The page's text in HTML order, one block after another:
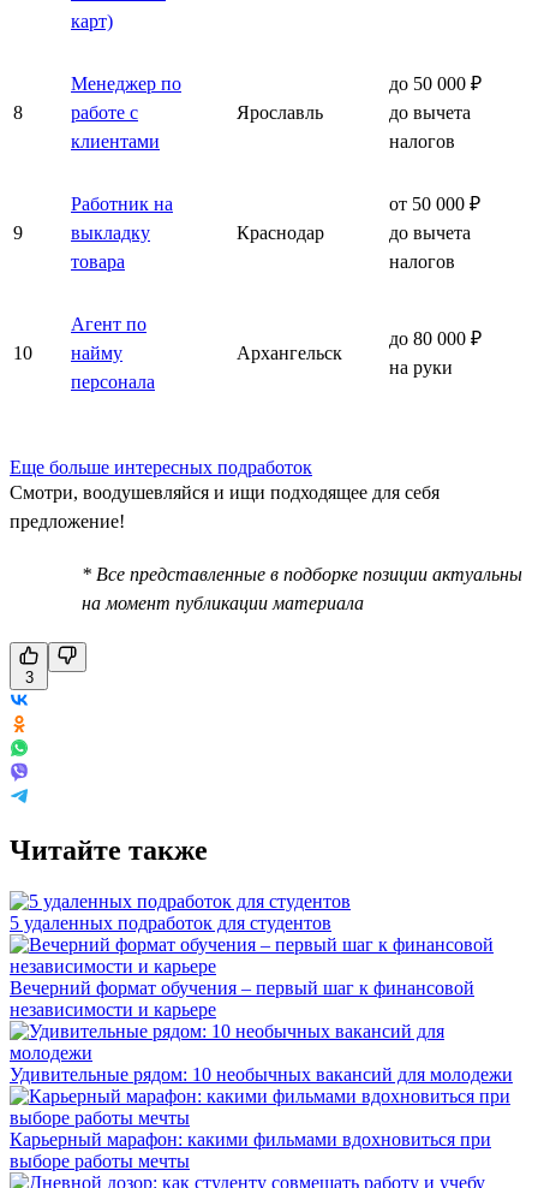
карт)
8
Менеджер по
работе с
клиентами
Ярославль
до 50 000 ₽
до вычета
налогов
9
Работник на
выкладку
товара
Краснодар
от 50 000 ₽
до вычета
налогов
10
Агент по
найму
персонала
Архангельск
до 80 000 ₽
на руки
Еще больше интересных подработок
Смотри, воодушевляйся и ищи подходящее для себя
предложение!
* Все представленные в подборке позиции актуальны
на момент публикации материала
3
Читайте также
5 удаленных подработок для студентов
Вечерний формат обучения – первый шаг к финансовой
независимости и карьере
Удивительные рядом: 10 необычных вакансий для молодежи
Карьерный марафон: какими фильмами вдохновиться при
выборе работы мечты